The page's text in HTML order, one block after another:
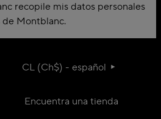
recopile mis datos personales
de Montblanc.
CL (Ch$) - español
Encuentra una tienda